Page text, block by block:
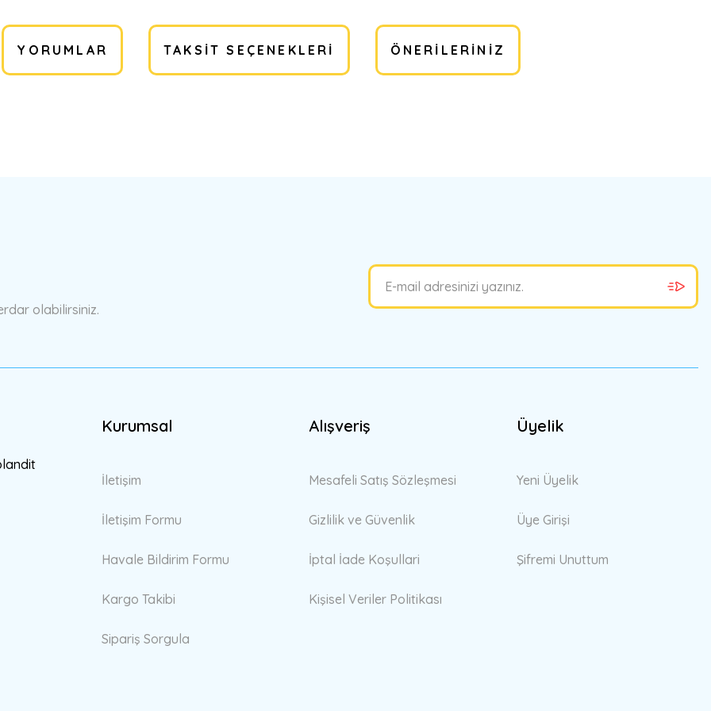
YORUMLAR TAKSIT SEÇENEKLERI ÖNERILERINIZ
olabilirsiniz.
Kurumsal
İletişim
İletişim Formu
Havale Bildirim Formu
Kargo Takibi
Sipariş Sorgula
Alışveriş
Mesafeli Satış Sözleşmesi
Gizlilik ve Güvenlik
İptal İade Koşullari
Kişisel Veriler Politikası
Üyelik
Yeni Üyelik
Üye Girişi
Şifremi Unuttum